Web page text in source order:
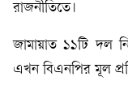
রাজনীতিতে।
জামায়াত ১১টি দল
এখন বিএনপির মূল